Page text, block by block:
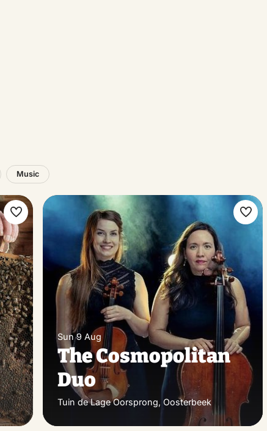
Music
Make
favorite
Sun 9 Aug
The Cosmopolitan
Duo
Tuin de Lage Oorsprong, Oosterbeek